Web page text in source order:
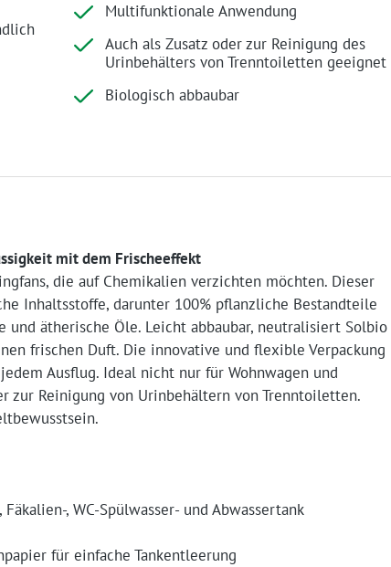
Multifunktionale Anwendung
Auch als Zusatz oder zur Reinigung des
Urinbehälters von Trenntoiletten geeignet
Biologisch abbaubar
mit dem Frischeeffekt
die auf Chemikalien verzichten möchten. Dieser
Inhaltsstoffe, darunter 100% pflanzliche Bestandteile
ätherische Öle. Leicht abbaubar, neutralisiert Solbio
frischen Duft. Die innovative und flexible Verpackung
Ausflug. Ideal nicht nur für Wohnwagen und
zur Reinigung von Urinbehältern von Trenntoiletten.
, WC-Spülwasser- und Abwassertank
für einfache Tankentleerung